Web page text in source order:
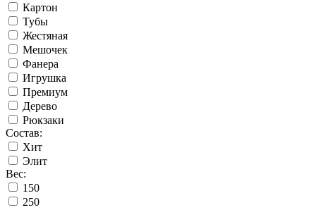
Картон
Тубы
Жестяная
Мешочек
Фанера
Игрушка
Премиум
Дерево
Рюкзаки
Состав:
Хит
Элит
Вес:
150
250